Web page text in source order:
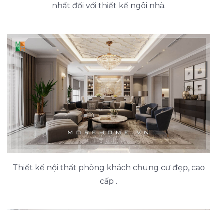
nhất đối với thiết kế ngôi nhà.
Thiết kế nội thất phòng khách chung cư đẹp, cao
cấp .